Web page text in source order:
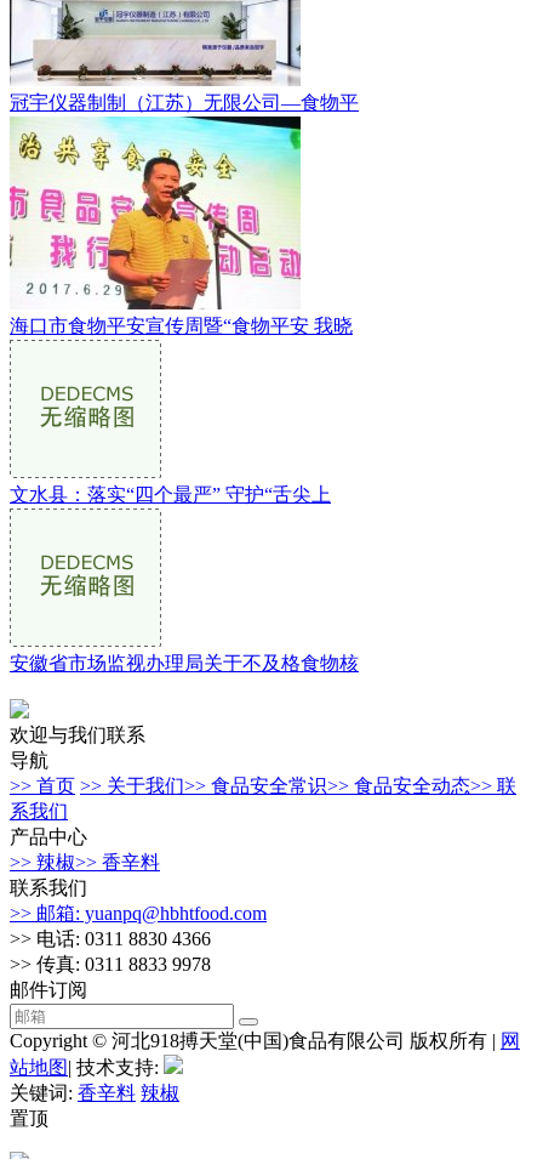
冠宇仪器制制（江苏）无限公司—食物平
海口市食物平安宣传周暨“食物平安 我晓
文水县：落实“四个最严” 守护“舌尖上
安徽省市场监视办理局关于不及格食物核
欢迎与我们联系
导航
>> 首页 >> 关于我们>> 食品安全常识>> 食品安全动态>> 联
系我们
产品中心
>> 辣椒>> 香辛料
联系我们
>> 邮箱: yuanpq@hbhtfood.com
>> 电话: 0311 8830 4366
>> 传真: 0311 8833 9978
邮件订阅
Copyright © 河北918搏天堂(中国)食品有限公司 版权所有 | 网
站地图| 技术支持:
关键词: 香辛料 辣椒
置顶